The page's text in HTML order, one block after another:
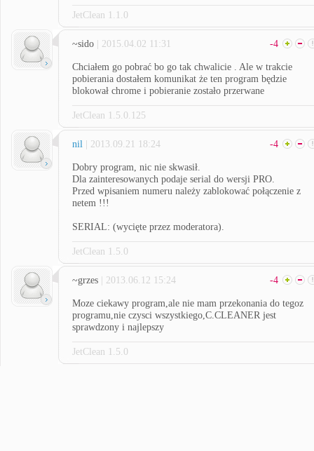
JetClean 1.1.0
~sido | 2015.04.02 11:31 -4
Chciałem go pobrać bo go tak chwalicie . Ale w trakcie
pobierania dostałem komunikat że ten program będzie
blokował chrome i pobieranie zostało przerwane
JetClean 1.5.0.125
nil | 2013.09.21 18:24 -4
Dobry program, nic nie skwasił.
Dla zainteresowanych podaje serial do wersji PRO.
Przed wpisaniem numeru należy zablokować połączenie z
netem !!!
SERIAL: (wycięte przez moderatora).
JetClean 1.5.0
~grzes | 2013.06.12 15:24 -4
Moze ciekawy program,ale nie mam przekonania do tegoz
programu,nie czysci wszystkiego,C.CLEANER jest
sprawdzony i najlepszy
JetClean 1.5.0